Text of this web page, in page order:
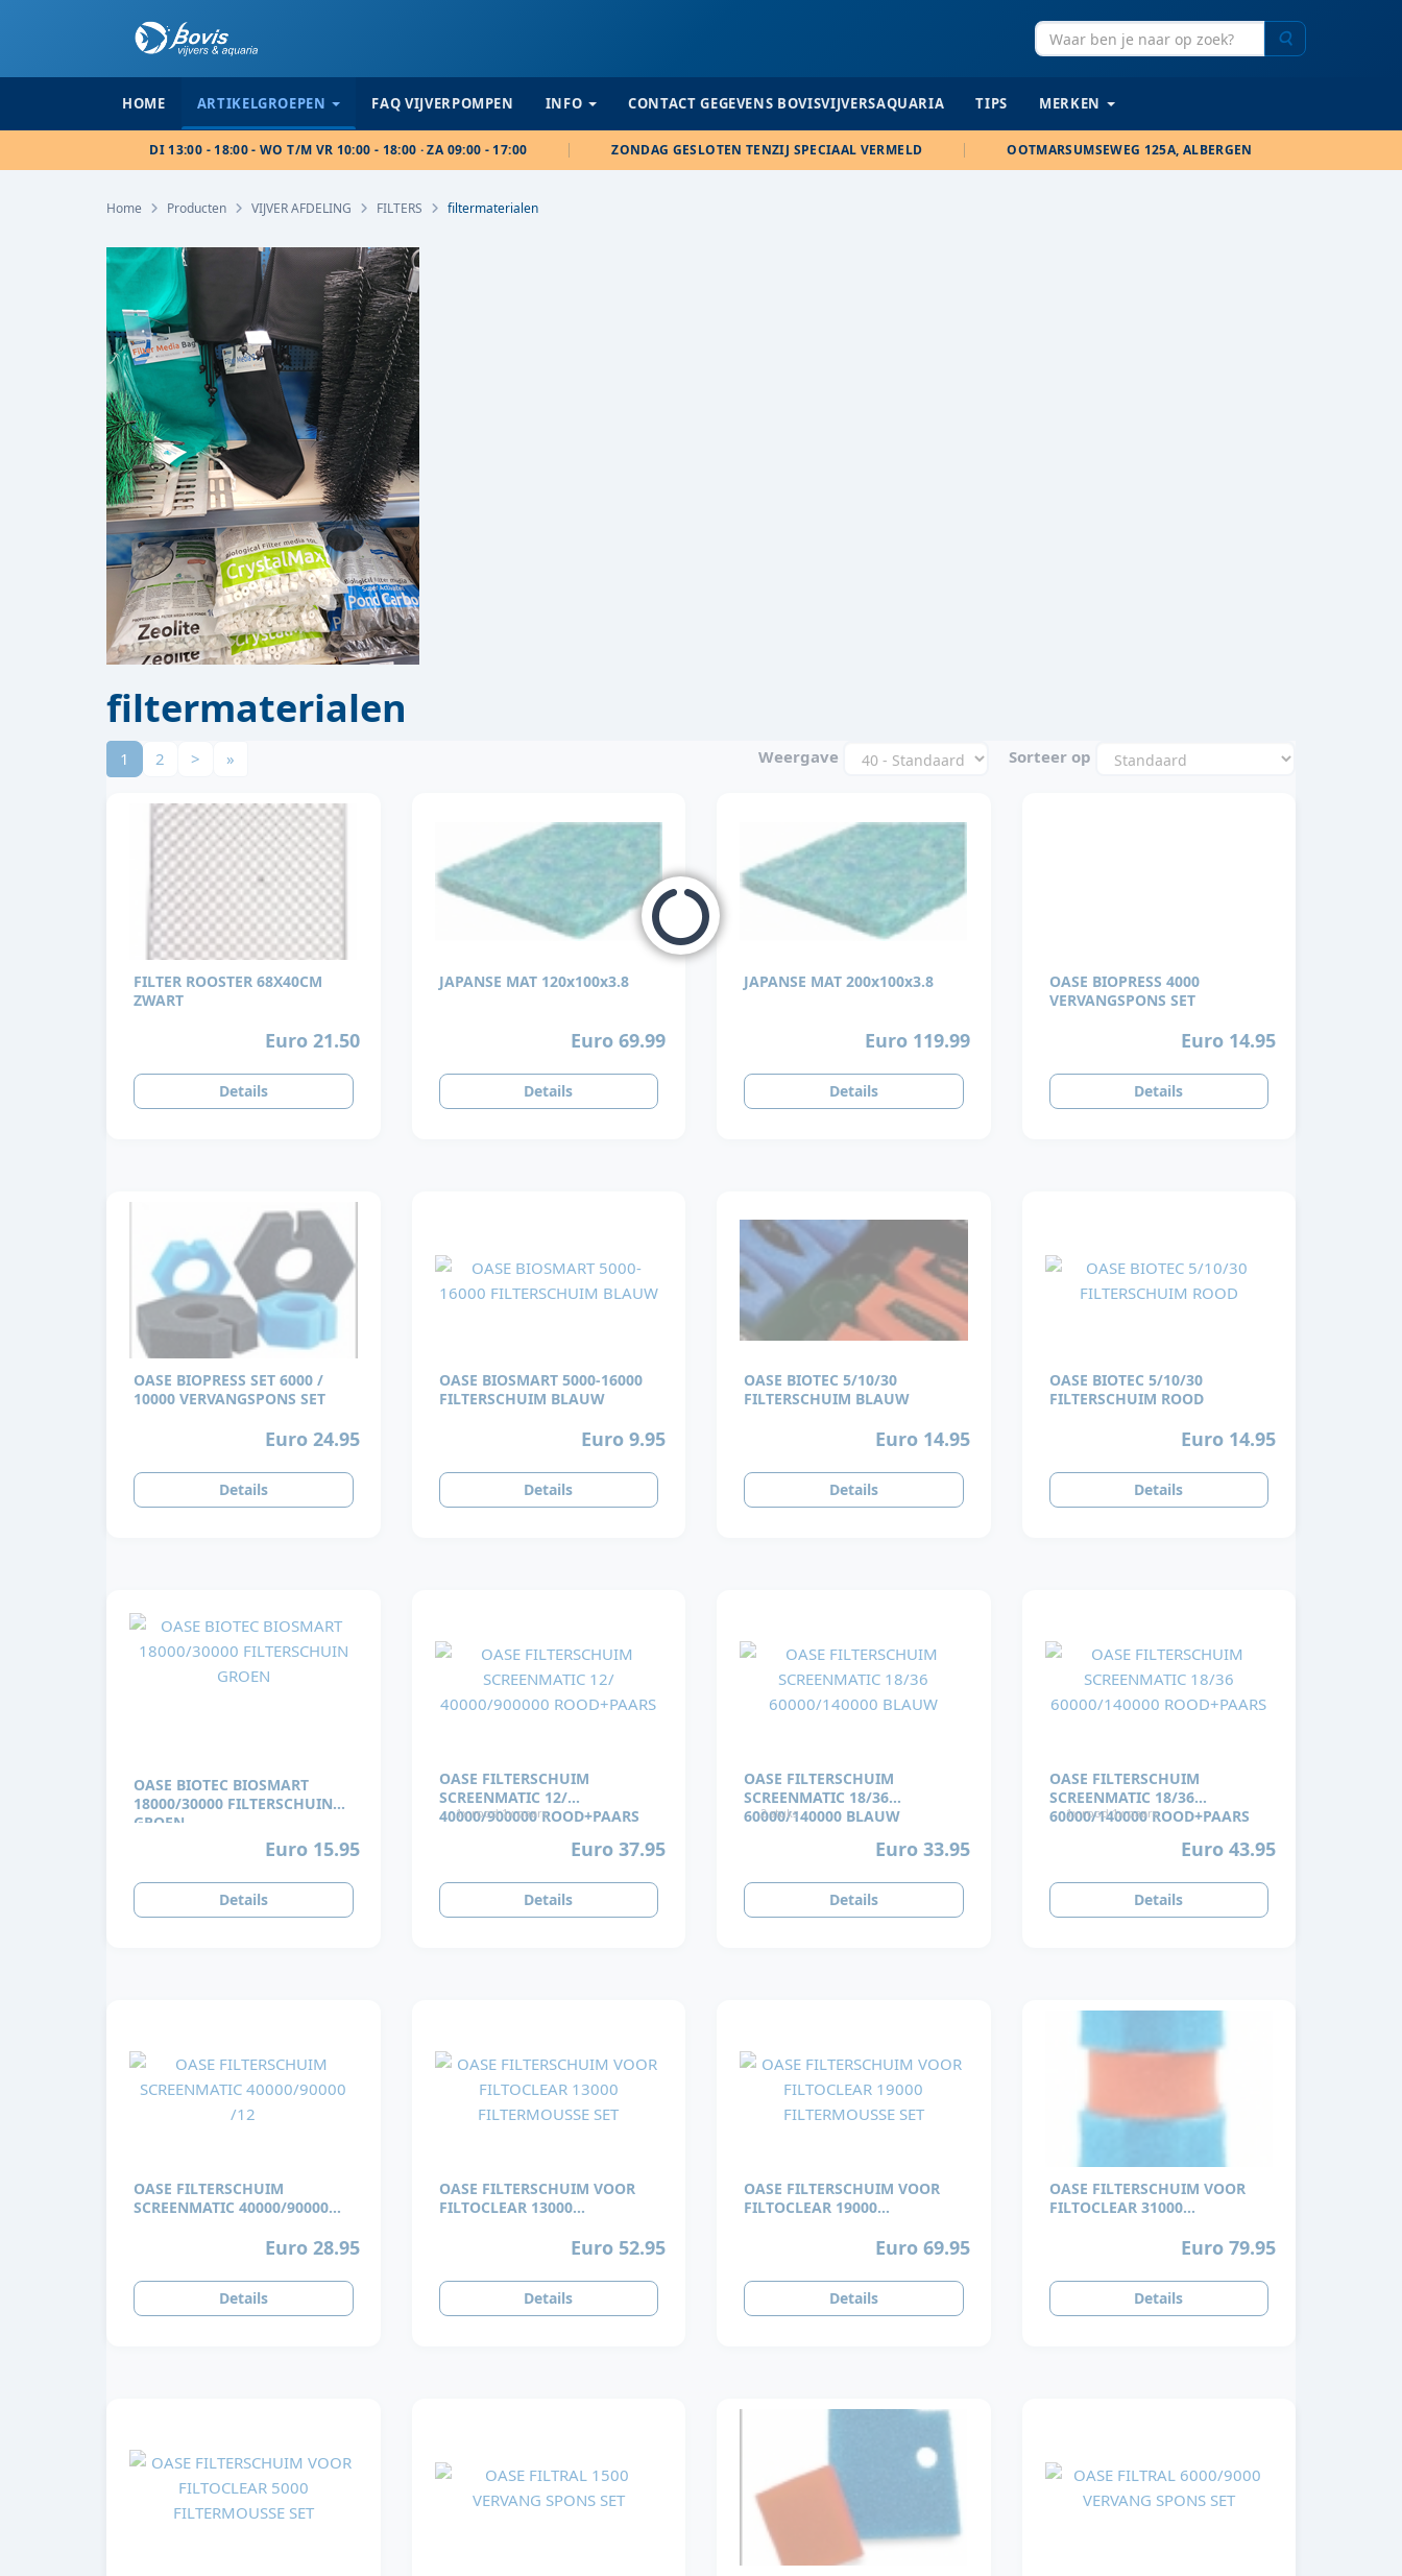
HOME ARTIKELGROEPEN FAQ VIJVERPOMPEN INFO CONTACT GEGEVENS BOVISVIJVERSAQUARIA TIPS MERKEN
DI 13:00 - 18:00 - WO T/M VR 10:00 - 18:00 · ZA 09:00 - 17:00 ZONDAG GESLOTEN TENZIJ SPECIAAL VERMELD OOTMARSUMSEWEG 125A, ALBERGEN
Home Producten VIJVER AFDELING FILTERS filtermaterialen
filtermaterialen
1 2 > » Weergave Sorteer op
FILTER ROOSTER 68X40CM
ZWART
Euro 21.50
Details
JAPANSE MAT 120x100x3.8
Euro 69.99
Details
JAPANSE MAT 200x100x3.8
Euro 119.99
Details
OASE BIOPRESS 4000
VERVANGSPONS SET
Euro 14.95
Details
OASE BIOPRESS SET 6000 /
10000 VERVANGSPONS SET
Euro 24.95
Details
OASE BIOSMART 5000-16000
FILTERSCHUIM BLAUW
Euro 9.95
Details
OASE BIOTEC 5/10/30
FILTERSCHUIM BLAUW
Euro 14.95
Details
OASE BIOTEC 5/10/30
FILTERSCHUIM ROOD
Euro 14.95
Details
OASE BIOTEC BIOSMART
18000/30000 FILTERSCHUIN
GROEN
Euro 15.95
Details
OASE FILTERSCHUIM
SCREENMATIC 12/
40000/900000 ROOD+PAARS
1x rood 1x paars
Euro 37.95
Details
OASE FILTERSCHUIM
SCREENMATIC 18/36
60000/140000 BLAUW
2 stuks
Euro 33.95
Details
OASE FILTERSCHUIM
SCREENMATIC 18/36
60000/140000 ROOD+PAARS
1x rood 1x paars
Euro 43.95
Details
OASE FILTERSCHUIM
SCREENMATIC 40000/90000
Euro 28.95
Details
OASE FILTERSCHUIM VOOR
FILTOCLEAR 13000
Euro 52.95
Details
OASE FILTERSCHUIM VOOR
FILTOCLEAR 19000
Euro 69.95
Details
OASE FILTERSCHUIM VOOR
FILTOCLEAR 31000
Euro 79.95
Details